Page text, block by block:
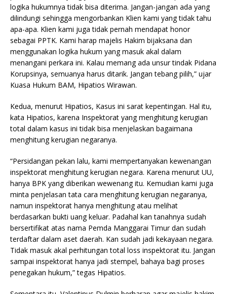
logika hukumnya tidak bisa diterima. Jangan-jangan ada yang
dilindungi sehingga mengorbankan Klien kami yang tidak tahu
apa-apa. Klien kami juga tidak pernah mendapat honor
sebagai PPTK. Kami harap majelis Hakim bijaksana dan
menggunakan logika hukum yang masuk akal dalam
menangani perkara ini. Kalau memang ada unsur tindak Pidana
Korupsinya, semuanya harus ditarik. Jangan tebang pilih,” ujar
Kuasa Hukum BAM, Hipatios Wirawan.
Kedua, menurut Hipatios, Kasus ini sarat kepentingan. Hal itu,
kata Hipatios, karena Inspektorat yang menghitung kerugian
total dalam kasus ini tidak bisa menjelaskan bagaimana
menghitung kerugian negaranya.
“Persidangan pekan lalu, kami mempertanyakan kewenangan
inspektorat menghitung kerugian negara. Karena menurut UU,
hanya BPK yang diberikan wewenang itu. Kemudian kami juga
minta penjelasan tata cara menghitung kerugian negaranya,
namun inspektorat hanya menghitung atau melihat
berdasarkan bukti uang keluar. Padahal kan tanahnya sudah
bersertifikat atas nama Pemda Manggarai Timur dan sudah
terdaftar dalam aset daerah. Kan sudah jadi kekayaan negara.
Tidak masuk akal perhitungan total loss inspektorat itu. Jangan
sampai inspektorat hanya jadi stempel, bahaya bagi proses
penegakan hukum,” tegas Hipatios.